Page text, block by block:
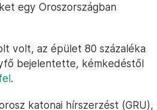
egy Oroszországban
volt, az épület 80 százaléka
bejelentette, kémkedéstől
.
katonai hírszerzést (GRU),